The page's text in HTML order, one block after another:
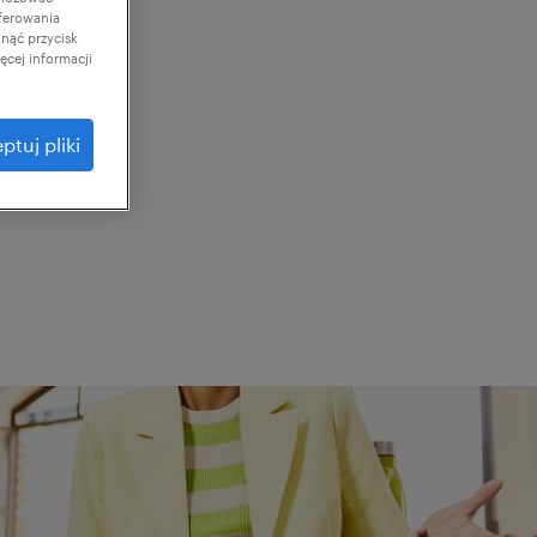
przycisk
informacji
pliki